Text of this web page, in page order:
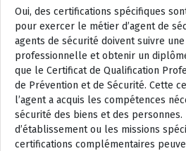
Oui, des certifications spécifiques
pour exercer le métier d’agent de
agents de sécurité doivent suivre
professionnelle et obtenir un
que le Certificat de Qualification
de Prévention et de Sécurité. Cette
l’agent a acquis les compétences
sécurité des biens et des
d’établissement ou les missions
certifications complémentaires